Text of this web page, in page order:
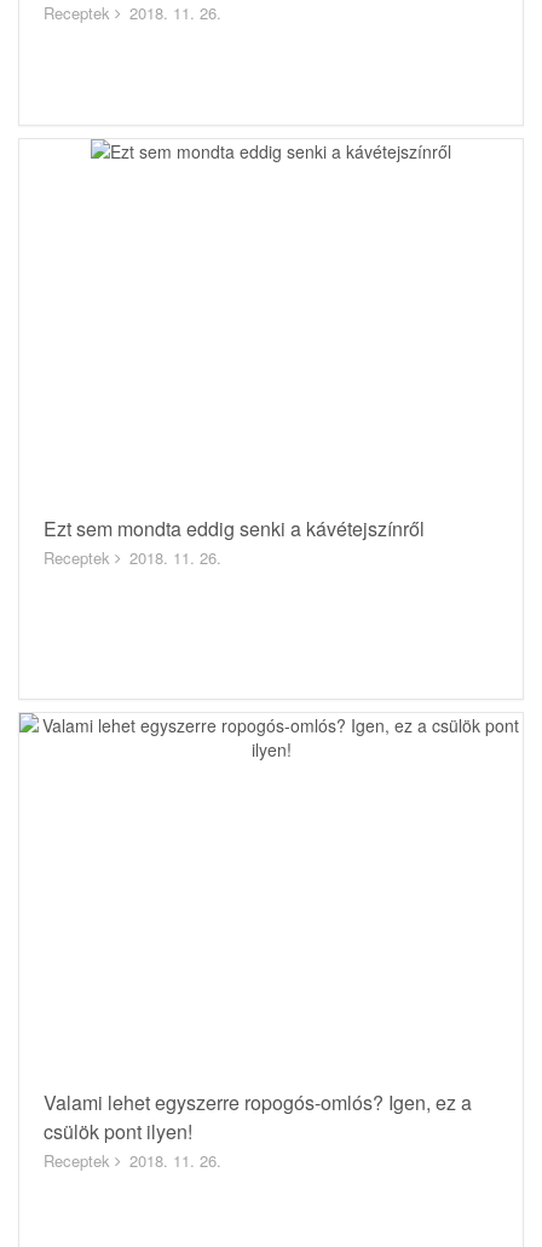
Receptek 2018. 11. 26.
Ezt sem mondta eddig senki a kávétejszínről
Receptek 2018. 11. 26.
Valami lehet egyszerre ropogós-omlós? Igen, ez a
csülök pont ilyen!
Receptek 2018. 11. 26.